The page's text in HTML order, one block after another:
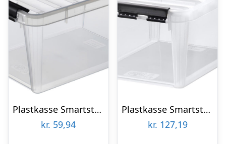
Plastkasse Smartstore 40x30x18 cm med låg
kr. 59,94
Plastkasse Smartstore 34x25x16 cm med låg
kr. 127,19